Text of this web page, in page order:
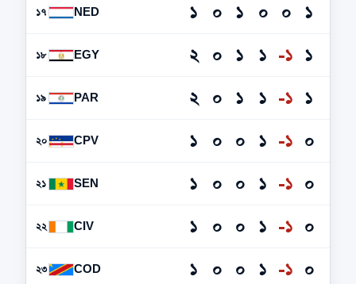
১৭ NED ১ ০ ১ ০ ০ ১
১৮ EGY ২ ০ ১ ১ -১ ১
১৯ PAR ২ ০ ১ ১ -১ ১
২০ CPV ১ ০ ০ ১ -১ ০
২১ SEN ১ ০ ০ ১ -১ ০
২২ CIV ১ ০ ০ ১ -১ ০
২৩ COD ১ ০ ০ ১ -১ ০